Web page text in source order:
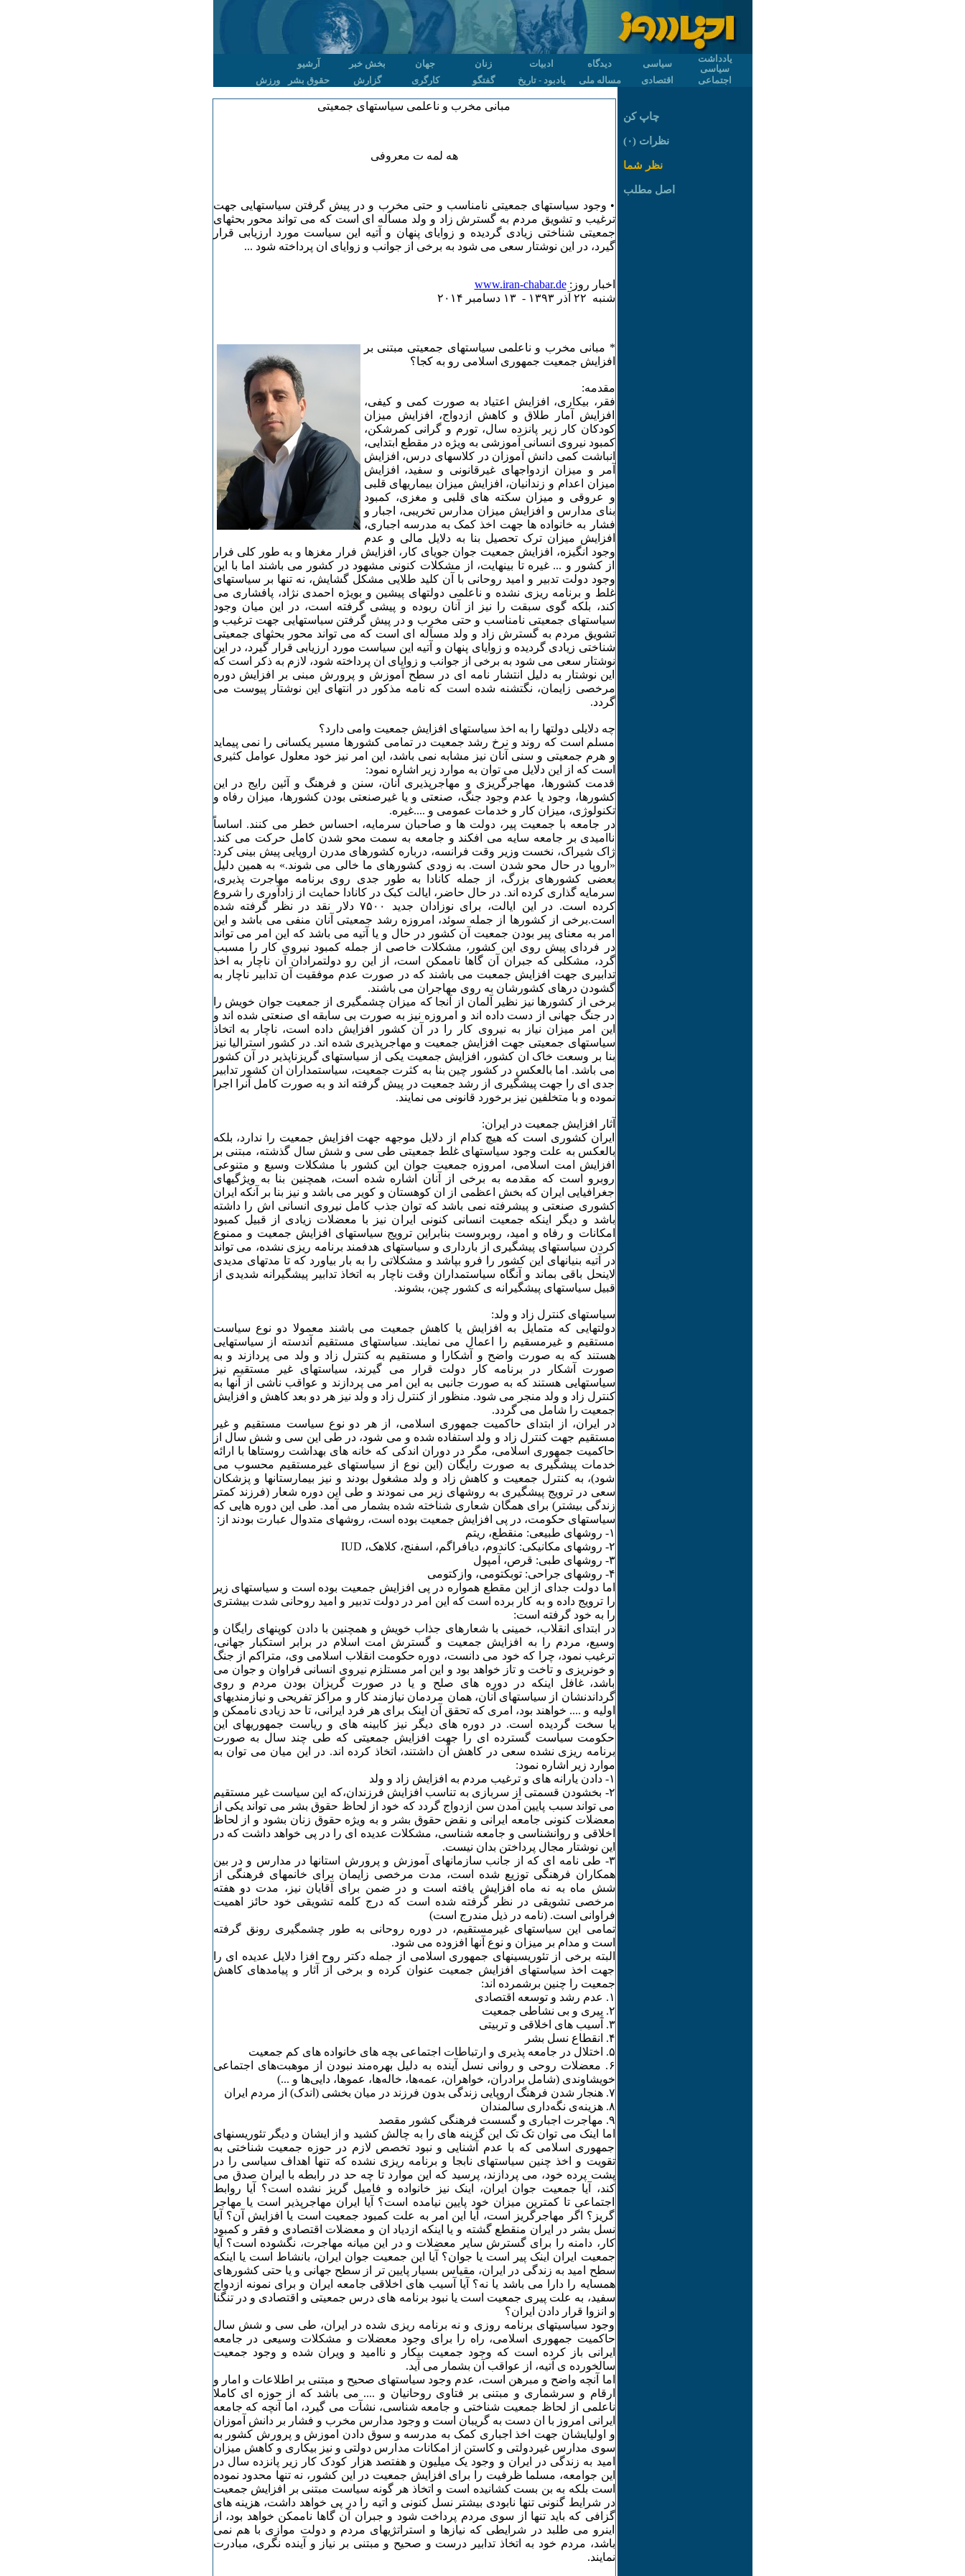
یادداشت
سیاسی
سیاسی دیدگاه ادبیات زنان جهان بخش خبر
آرشیو
اجتماعی
اقتصادی مساله ملی یادبود - تاریخ گفتگو کارگری گزارش حقوق بشر ورزش
مبانی مخرب و ناعلمی سیاستهای جمعیتی
هه لمه ت معروفی
• وجود سیاستهای جمعیتی نامناسب و حتی مخرب و در پیش گرفتن سیاستهایی جهت
ترغیب و تشویق مردم به گسترش زاد و ولد مسآله ای است که می تواند محور بحثهای
جمعیتی شناختی زیادی گردیده و زوایای پنهان و آتیه این سیاست مورد ارزیابی قرار
گیرد، در این نوشتار سعی می شود به برخی از جوانب و زوایای ان پرداخته شود ...
اخبار روز:www.iran-chabar.de
شنبه ۲۲ آذر ۱٣۹٣ - ۱٣ دسامبر ۲۰۱۴
* مبانی مخرب و ناعلمی سیاستهای جمعیتی مبتنی بر
افزایش جمعیت جمهوری اسلامی رو به کجا؟
مقدمه:
فقر، بیکاری، افزایش اعتیاد به صورت کمی و کیفی،
افزایش آمار طلاق و کاهش ازدواج، افزایش میزان
کودکان کار زیر پانزده سال، تورم و گرانی کمرشکن،
کمبود نیروی انسانی آموزشی به ویژه در مقطع ابتدایی،
انباشت کمی دانش آموزان در کلاسهای درس، افزایش
آمر و میزان ازدواجهای غیرقانونی و سفید، افزایش
میزان اعدام و زندانیان، افزایش میزان بیماریهای قلبی
و عروقی و میزان سکته های قلبی و مغزی، کمبود
بنای مدارس و افزایش میزان مدارس تخریبی، اجبار و
فشار به خانواده ها جهت اخذ کمک به مدرسه اجباری،
افزایش میزان ترک تحصیل بنا به دلایل مالی و عدم
وجود انگیزه، افزایش جمعیت جوان جویای کار، افزایش فرار مغزها و به طور کلی فرار
از کشور و ... غیره تا بینهایت، از مشکلات کنونی مشهود در کشور می باشند اما با این
وجود دولت تدبیر و امید روحانی با آن کلید طلایی مشکل گشایش، نه تنها بر سیاستهای
غلط و برنامه ریزی نشده و ناعلمی دولتهای پیشین و بویژه احمدی نژاد، پافشاری می
کند، بلکه گوی سبقت را نیز از آنان ربوده و پیشی گرفته است، در این میان وجود
سیاستهای جمعیتی نامناسب و حتی مخرب و در پیش گرفتن سیاستهایی جهت ترغیب و
تشویق مردم به گسترش زاد و ولد مسآله ای است که می تواند محور بحثهای جمعیتی
شناختی زیادی گردیده و زوایای پنهان و آتیه این سیاست مورد ارزیابی قرار گیرد، در این
نوشتار سعی می شود به برخی از جوانب و زوایای ان پرداخته شود، لازم به ذکر است که
این نوشتار به دلیل انتشار نامه ای در سطح آموزش و پرورش مبنی بر افزایش دوره
مرخصی زایمان، نگتشنه شده است که نامه مذکور در انتهای این نوشتار پیوست می
گردد.
چه دلایلی دولتها را به اخذ سیاستهای افزایش جمعیت وامی دارد؟
مسلم است که روند و نرخ رشد جمعیت در تمامی کشورها مسیر یکسانی را نمی پیماید
و هرم جمعیتی و سنی آنان نیز مشابه نمی باشد، این امر نیز خود معلول عوامل کثیری
است که از این دلایل می توان به موارد زیر اشاره نمود:
قدمت کشورها، مهاجرگریزی و مهاجرپذیری آنان، سنن و فرهنگ و آئین رایج در این
کشورها، وجود یا عدم وجود جنگ، صنعتی و یا غیرصنعتی بودن کشورها، میزان رفاه و
تکنولوژی، میزان کار و خدمات عمومی و ....غیره.
در جامعه با جمعیت پیر، دولت ها و صاحبان سرمایه، احساس خطر می کنند. اساساً
ناامیدی بر جامعه سایه می افکند و جامعه به سمت محو شدن کامل حرکت می کند.
ژاک شیراک، نخست وزیر وقت فرانسه، درباره کشورهای مدرن اروپایی پیش بینی کرد:
«اروپا در حال محو شدن است. به زودی کشورهای ما خالی می شوند.» به همین دلیل
بعضی کشورهای بزرگ، از جمله کانادا به طور جدی روی برنامه مهاجرت پذیری،
سرمایه گذاری کرده اند. در حال حاضر، ایالت کبک در کانادا حمایت از زادآوری را شروع
کرده است. در این ایالت، برای نوزادان جدید ۷۵۰۰ دلار نقد در نظر گرفته شده
است.برخی از کشورها از جمله سوئد، امروزه رشد جمعیتی آنان منفی می باشد و این
امر به معنای پیر بودن جمعیت آن کشور در حال و یا آتیه می باشد که این امر می تواند
در فردای پیش روی این کشور، مشکلات خاصی از جمله کمبود نیروی کار را مسبب
گرد، مشکلی که جبران آن گاها ناممکن است، از این رو دولتمرادان آن ناچار به اخذ
تدابیری جهت افزایش جمعبت می باشند که در صورت عدم موفقیت آن تدابیر ناچار به
گشودن درهای کشورشان به روی مهاجران می باشند.
برخی از کشورها نیز نظیر آلمان از آنجا که میزان چشمگیری از جمعیت جوان خویش را
در جنگ جهانی از دست داده اند و امروزه نیز به صورت بی سابقه ای صنعتی شده اند و
این امر میزان نیاز به نیروی کار را در آن کشور افزایش داده است، ناچار به اتخاذ
سیاستهای جمعیتی جهت افزایش جمعیت و مهاجرپذیری شده اند. در کشور استرالیا نیز
بنا بر وسعت خاک ان کشور، افزایش جمعیت یکی از سیاستهای گریزناپذیر در آن کشور
می باشد. اما بالعکس در کشور چین بنا به کثرت جمعیت، سیاستمداران ان کشور تدابیر
جدی ای را جهت پیشگیری از رشد جمعیت در پیش گرفته اند و به صورت کامل آنرا اجرا
نموده و با متخلفین نیز برخورد قانونی می نمایند.
آثار افزایش جمعیت در ایران:
ایران کشوری است که هیچ کدام از دلایل موجهه جهت افزایش جمعیت را ندارد، بلکه
بالعکس به علت وجود سیاستهای غلط جمعیتی طی سی و شش سال گذشته، مبتنی بر
افزایش امت اسلامی، امروزه جمعیت جوان این کشور با مشکلات وسیع و متنوعی
روبرو است که مقدمه به برخی از آنان اشاره شده است، همچنین بنا به ویژگیهای
جغرافیایی ایران که بخش اعظمی از ان کوهستان و کویر می باشد و نیز بنا بر آنکه ایران
کشوری صنعتی و پیشرفته نمی باشد که توان جذب کامل نیروی انسانی اش را داشته
باشد و دیگر اینکه جمعیت انسانی کنونی ایران نیز با معضلات زیادی از قبیل کمبود
امکانات و رفاه و امید، روبروست بنابراین ترویج سیاستهای افزایش جمعیت و ممنوع
کردن سیاستهای پیشگیری از بارداری و سیاستهای هدفمند برنامه ریزی نشده، می تواند
در آتیه بنیانهای این کشور را فرو بپاشد و مشکلاتی را به بار بیاورد که تا مدتهای مدیدی
لاینحل باقی بماند و آنگاه سیاستمداران وقت ناچار به اتخاذ تدابیر پیشگیرانه شدیدی از
قبیل سیاستهای پیشگیرانه ی کشور چین، بشوند.
سیاستهای کنترل زاد و ولد:
دولتهایی که متمایل به افزایش یا کاهش جمعیت می باشند معمولا دو نوع سیاست
مستقیم و غیرمسقیم را اعمال می نمایند. سیاستهای مستقیم آندسته از سیاستهایی
هستند که به صورت واضح و آشکارا و مستقیم به کنترل زاد و ولد می پردازند و به
صورت آشکار در برنامه کار دولت قرار می گیرند، سیاستهای غیر مستقیم نیز
سیاستهایی هستند که به صورت جانبی به این امر می پردازند و عواقب ناشی از آنها به
کنترل زاد و ولد منجر می شود. منظور از کنترل زاد و ولد نیز هر دو بعد کاهش و افزایش
جمعیت را شامل می گردد.
در ایران، از ابتدای حاکمیت جمهوری اسلامی، از هر دو نوع سیاست مستقیم و غیر
مستقیم جهت کنترل زاد و ولد استفاده شده و می شود، در طی این سی و شش سال از
حاکمیت جمهوری اسلامی، مگر در دوران اندکی که خانه های بهداشت روستاها با ارائه
خدمات پیشگیری به صورت رایگان (این نوع از سیاستهای غیرمستقیم محسوب می
شود)، به کنترل جمعیت و کاهش زاد و ولد مشغول بودند و نیز بیمارستانها و پزشکان
سعی در ترویج پیشگیری به روشهای زیر می نمودند و طی این دوره شعار (فرزند کمتر
زندگی بیشتر) برای همگان شعاری شناخته شده بشمار می آمد. طی این دوره هایی که
سیاستهای حکومت، در پی افزایش جمعیت بوده است، روشهای متدوال عبارت بودند از:
۱- روشهای طبیعی: منقطع، ریتم
۲- روشهای مکانیکی: کاندوم، دیافراگم، اسفنج، کلاهک، IUD
٣- روشهای طبی: قرص، آمپول
۴- روشهای جراحی: توبکتومی، وازکتومی
اما دولت جدای از این مقطع همواره در پی افزایش جمعیت بوده است و سیاستهای زیر
را ترویج داده و به کار برده است که این امر در دولت تدبیر و امید روحانی شدت بیشتری
را به خود گرفته است:
در ابتدای انقلاب، خمینی با شعارهای جذاب خویش و همچنین با دادن کوپنهای رایگان و
وسیع، مردم را به افزایش جمعیت و گسترش امت اسلام در برابر استکبار جهانی،
ترغیب نمود، چرا که خود می دانست، دوره حکومت انقلاب اسلامی وی، متراکم از جنگ
و خونریزی و تاخت و تاز خواهد بود و این امر مستلزم نیروی انسانی فراوان و جوان می
باشد، غافل اینکه در دوره های صلح و یا در صورت گریزان بودن مردم و روی
گرداندنشان از سیاستهای آنان، همان مردمان نیازمند کار و مراکز تفریحی و نیازمندیهای
اولیه و .... خواهند بود، امری که تحقق آن اینک برای هر فرد ایرانی، تا حد زیادی ناممکن و
یا سخت گردیده است. در دوره های دیگر نیز کابینه های و ریاست جمهوریهای این
حکومت سیاست گسترده ای را جهت افزایش جمعیتی که طی چند سال به صورت
برنامه ریزی نشده سعی در کاهش آن داشتند، اتخاذ کرده اند. در این میان می توان به
موارد زیر اشاره نمود:
۱- دادن یارانه های و ترغیب مردم به افزایش زاد و ولد
۲- بخشودن قسمتی از سربازی به تناسب افزایش فرزندان،که این سیاست غیر مستقیم
می تواند سبب پایین آمدن سن ازدواج گردد که خود از لحاظ حقوق بشر می تواند یکی از
معضلات کنونی جامعه ایرانی و نقض حقوق بشر و به ویژه حقوق زنان بشود و از لحاظ
اخلاقی و روانشناسی و جامعه شناسی، مشکلات عدیده ای را در پی خواهد داشت که در
این نوشتار مجال پرداختن بدان نیست.
٣- طی نامه ای که از جانب سازمانهای آموزش و پرورش استانها در مدارس و در بین
همکاران فرهنگی توزیع شده است، مدت مرخصی زایمان برای خانمهای فرهنگی از
شش ماه به نه ماه افزایش یافته است و در ضمن برای آقایان نیز، مدت دو هفته
مرخصی تشویقی در نظر گرفته شده است که درج کلمه تشویقی خود حائز اهمیت
فراوانی است. (نامه در ذیل مندرج است)
تمامی این سیاستهای غیرمستقیم، در دوره روحانی به طور چشمگیری رونق گرفته
است و مدام بر میزان و نوع آنها افزوده می شود.
البته برخی از تئوریسینهای جمهوری اسلامی از جمله دکتر روح افزا دلایل عدیده ای را
جهت اخذ سیاستهای افزایش جمعیت عنوان کرده و برخی از آثار و پیامدهای کاهش
جمعیت را چنین برشمرده اند:
۱. عدم رشد و توسعه اقتصادی
۲. پیری و بی نشاطی جمعیت
٣. آسیب های اخلاقی و تربیتی
۴. انقطاع نسل بشر
۵. اختلال در جامعه پذیری و ارتباطات اجتماعی بچه های خانواده های کم جمعیت
۶. معضلات روحی و روانی نسل آینده به دلیل بهره‌مند نبودن از موهبت‌های اجتماعی
خویشاوندی (شامل برادران، خواهران، عمه‌ها، خاله‌ها، عموها، دایی‌ها و ...)
۷. هنجار شدن فرهنگ اروپایی زندگی بدون فرزند در میان بخشی (اندک) از مردم ایران
٨. هزینه‌ی نگه‌داری سالمندان
۹. مهاجرت اجباری و گسست فرهنگی کشور مقصد
اما اینک می توان تک تک این گزینه های را به چالش کشید و از ایشان و دیگر تئوریسنهای
جمهوری اسلامی که با عدم آشنایی و نبود تخصص لازم در حوزه جمعیت شناختی به
تقویت و اخذ چنین سیاستهای نابجا و برنامه ریزی نشده که تنها اهداف سیاسی را در
پشت پرده خود، می پردازند، پرسید که این موارد تا چه حد در رابطه با ایران صدق می
کند، آیا جمعیت جوان ایران، اینک نیز خانواده و فامیل گریز نشده است؟ آیا روابط
اجتماعی تا کمترین میزان خود پایین نیامده است؟ آیا ایران مهاجرپذیر است یا مهاجر
گریز؟ اگر مهاجرگریز است، آیا این امر به علت کمبود جمعیت است یا افزایش آن؟ آیا
نسل بشر در ایران منقطع گشته و یا اینکه ازدیاد ان و معضلات اقتصادی و فقر و کمبود
کار، دامنه را برای گسترش سایر معضلات و در این میانه مهاجرت، نگشوده است؟ آیا
جمعیت ایران اینک پیر است یا جوان؟ آیا این جمعیت جوان ایران، بانشاط است یا اینکه
سطح امید به زندگی در ایران، مقیاس بسیار پایین تر از سطح جهانی و یا حتی کشورهای
همسایه را دارا می باشد یا نه؟ آیا آسیب های اخلاقی جامعه ایران و برای نمونه ازدواج
سفید، به علت پیری جمعیت است یا نبود برنامه های درس جمعیتی و اقتصادی و در تنگنا
و انزوا قرار دادن ایران؟
وجود سیاسیتهای برنامه روزی و نه برنامه ریزی شده در ایران، طی سی و شش سال
حاکمیت جمهوری اسلامی، راه را برای وجود معضلات و مشکلات وسیعی در جامعه
ایرانی باز کرده است که وجود جمعیت بیکار و ناامید و ویران شده و وجود جمعیت
سالخورده ی آتیه، از عواقب آن بشمار می آید.
اما آنچه واضح و مبرهن است، عدم وجود سیاستهای صحیح و مبتنی بر اطلاعات و امار و
ارقام و سرشماری و مبتنی بر فتاوی روحانیان و .... می باشد که از حوزه ای کاملا
ناعلمی از لحاظ جمعیت شناختی و جامعه شناسی، نشآت می گیرد، اما آنچه که جامعه
ایرانی امروز با ان دست به گریبان است و وجود مدارس مخرب و فشار بر دانش آموزان
و اولیایشان جهت اخذ اجباری کمک به مدرسه و سوق دادن اموزش و پرورش کشور به
سوی مدارس غیردولتی و کاستن از امکانات مدارس دولتی و نیز بیکاری و کاهش میزان
امید به زندگی در ایران و وجود یک میلیون و هفتصد هزار کودک کار زیر پانزده سال در
این جوامعه، مسلما ظرفیت را برای افزایش جمعیت در این کشور، نه تنها محدود نموده
است بلکه به بن بست کشانیده است و اتخاذ هر گونه سیاست مبتنی بر افزایش جمعیت
در شرایط گنونی تنها نابودی بیشتر نسل کنونی و اتیه را در پی خواهد داشت، هزینه های
گزافی که باید تنها از سوی مردم پرداخت شود و جبران آن گاها ناممکن خواهد بود، از
اینرو می طلبد در شرایطی که نیازها و استراتژیهای مردم و دولت موازی با هم نمی
باشد، مردم خود به اتخاذ تدابیر درست و صحیح و مبتنی بر نیاز و آینده نگری، مبادرت
نمایند.
چاپ کن
نظرات (۰)
نظر شما
اصل مطلب